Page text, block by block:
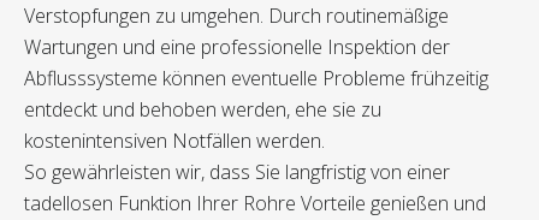
Verstopfungen zu umgehen. Durch routinemäßige
Wartungen und eine professionelle Inspektion der
Abflusssysteme können eventuelle Probleme frühzeitig
entdeckt und behoben werden, ehe sie zu
kostenintensiven Notfällen werden.
So gewährleisten wir, dass Sie langfristig von einer
tadellosen Funktion Ihrer Rohre Vorteile genießen und